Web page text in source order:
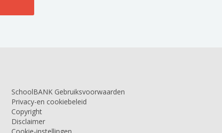
SchoolBANK Gebruiksvoorwaarden
Privacy-en cookiebeleid
Copyright
Disclaimer